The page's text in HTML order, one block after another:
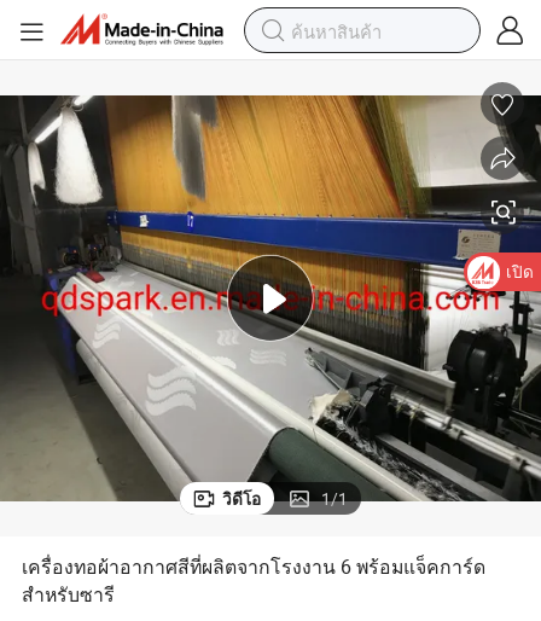
วิดีโอ 1/1
เครื่องทอผ้าอากาศสีที่ผลิตจากโรงงาน 6 พร้อมแจ็คการ์ด
สำหรับซารี
เปิด